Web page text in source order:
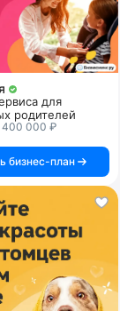
для
родителей
400 000 ₽
бизнес-план